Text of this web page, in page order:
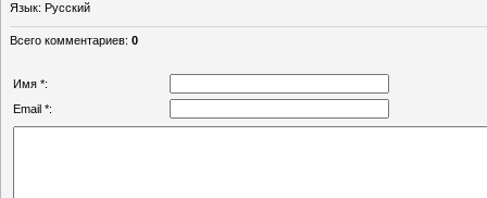
Язык: Русский
Всего комментариев: 0
Имя *:
Email *: